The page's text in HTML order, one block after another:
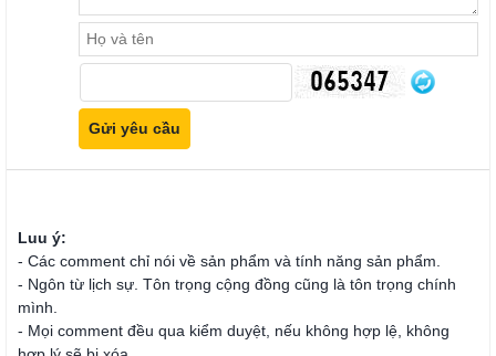
Luu ý:
- Các comment chỉ nói về sản phẩm và tính năng sản phẩm.
- Ngôn từ lịch sự. Tôn trọng cộng đồng cũng là tôn trọng chính
mình.
- Mọi comment đều qua kiểm duyệt, nếu không hợp lệ, không